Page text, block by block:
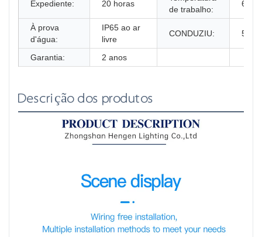
Expediente: 20 horas
de trabalho:
60-
À prova
d'água:
IP65 ao ar
livre
CONDUZIU:
Garantia: 2 anos
Descrição dos produtos